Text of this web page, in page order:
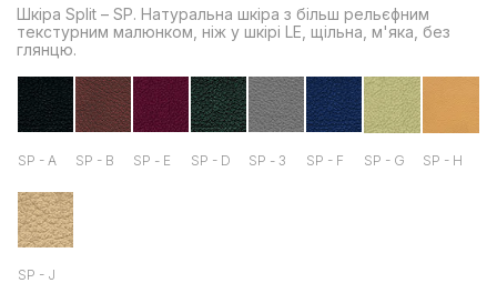
Шкіра Split – SP. Натуральна шкіра з більш рельєфним
текстурним малюнком, ніж у шкірі LE, щільна, м'яка, без
глянцю.
SP - A SP - B SP - Е SP - D SP - З SP - F SP - G SP - H
SP - J